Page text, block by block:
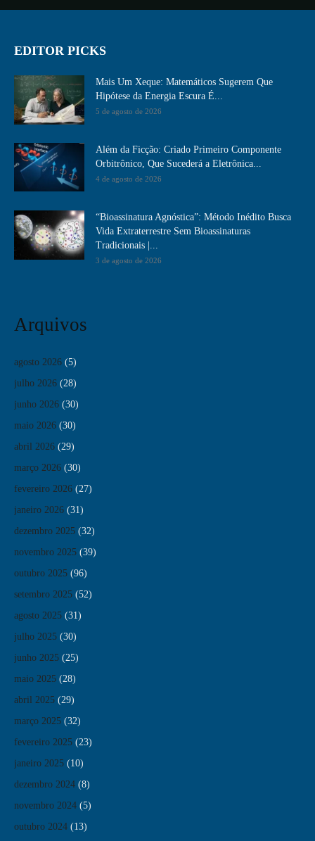
EDITOR PICKS
Mais Um Xeque: Matemáticos Sugerem Que
Hipótese da Energia Escura É...
5 de agosto de 2026
Além da Ficção: Criado Primeiro Componente
Orbitrônico, Que Sucederá a Eletrônica...
4 de agosto de 2026
“Bioassinatura Agnóstica”: Método Inédito Busca
Vida Extraterrestre Sem Bioassinaturas
Tradicionais |...
3 de agosto de 2026
Arquivos
agosto 2026 (5)
julho 2026 (28)
junho 2026 (30)
maio 2026 (30)
abril 2026 (29)
março 2026 (30)
fevereiro 2026 (27)
janeiro 2026 (31)
dezembro 2025 (32)
novembro 2025 (39)
outubro 2025 (96)
setembro 2025 (52)
agosto 2025 (31)
julho 2025 (30)
junho 2025 (25)
maio 2025 (28)
abril 2025 (29)
março 2025 (32)
fevereiro 2025 (23)
janeiro 2025 (10)
dezembro 2024 (8)
novembro 2024 (5)
outubro 2024 (13)